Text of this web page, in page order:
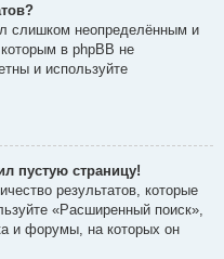
слишком неопределённым и
в phpBB не
и используйте
пустую страницу!
результатов, которые
«Расширенный поиск»,
и форумы, на которых он